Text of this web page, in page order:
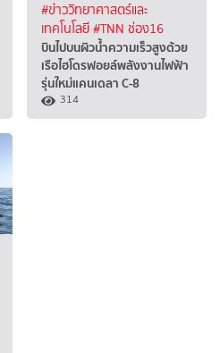
#ข่าววิทยาศาสตร์และ
เทคโนโลยี#TNN ช่อง16
บินไปบนผิวน้ำความเร็วสูงด้วย
เรือไฮโดรฟอยล์พลังงานไฟฟ้า
รุ่นใหม่แคนเดลา C-8
314